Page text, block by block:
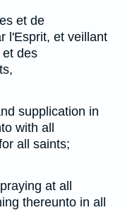
et de
l'Esprit, et veillant
des
supplication in
with all
all saints;
at all
thereunto in all